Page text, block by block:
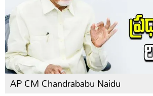
AP CM Chandrababu Naidu